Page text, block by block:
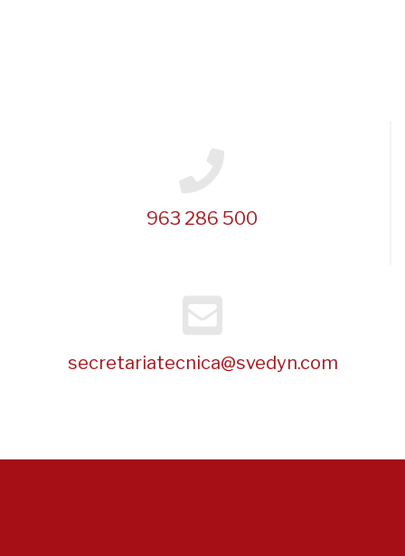
963 286 500
secretariatecnica@svedyn.com